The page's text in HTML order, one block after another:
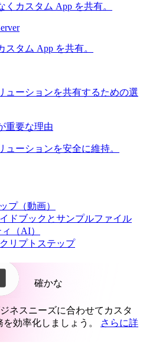
くカスタム App を共有。
スタム App を共有。
ューションを共有するための選
重要な理由
ューションを安全に維持。
プ（動画）
ドブックとサンプルファイル
（AI）
リプトステップ
確かな
ネスニーズに合わせてカスタ
効率化しましょう。
さらに詳